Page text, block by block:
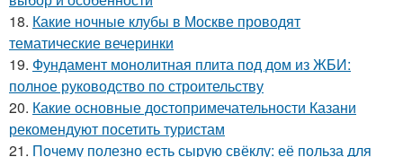
18. Какие ночные клубы в Москве проводят
тематические вечеринки
19. Фундамент монолитная плита под дом из ЖБИ:
полное руководство по строительству
20. Какие основные достопримечательности Казани
рекомендуют посетить туристам
21. Почему полезно есть сырую свёклу: её польза для